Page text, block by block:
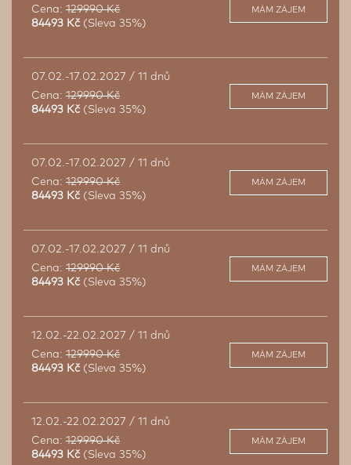
Cena: 129990 Kč
84493 Kč (Sleva 35%)
MÁM ZÁJEM
07.02.-17.02.2027 / 11 dnů
Cena: 129990 Kč
84493 Kč (Sleva 35%)
MÁM ZÁJEM
07.02.-17.02.2027 / 11 dnů
Cena: 129990 Kč
84493 Kč (Sleva 35%)
MÁM ZÁJEM
07.02.-17.02.2027 / 11 dnů
Cena: 129990 Kč
84493 Kč (Sleva 35%)
MÁM ZÁJEM
12.02.-22.02.2027 / 11 dnů
Cena: 129990 Kč
84493 Kč (Sleva 35%)
MÁM ZÁJEM
12.02.-22.02.2027 / 11 dnů
Cena: 129990 Kč
84493 Kč (Sleva 35%)
MÁM ZÁJEM